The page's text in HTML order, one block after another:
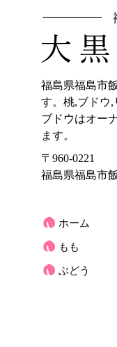
福島県福島市
す。桃,ブドウ,
ブドウはオー
ます。
〒960-0221
福島県福島市
ホーム
もも
ぶどう